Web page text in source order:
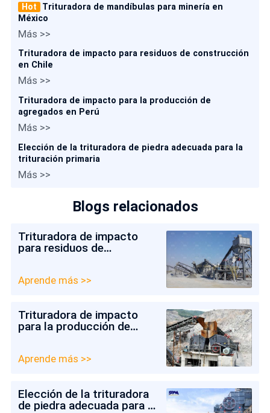
Hot
Trituradora de mandíbulas para minería en
México
Más >>
Trituradora de impacto para residuos de construcción
en Chile
Más >>
Trituradora de impacto para la producción de
agregados en Perú
Más >>
Elección de la trituradora de piedra adecuada para la
trituración primaria
Más >>
Blogs relacionados
Trituradora de impacto
para residuos de
Aprende más >>
Trituradora de impacto
para la producción de
Aprende más >>
Elección de la trituradora
de piedra adecuada para la